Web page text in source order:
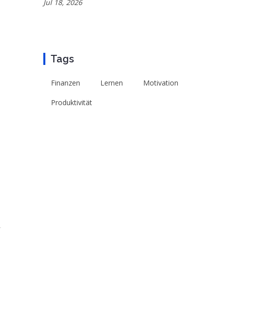
Jul 18, 2026
Tags
Finanzen Lernen Motivation
Produktivität